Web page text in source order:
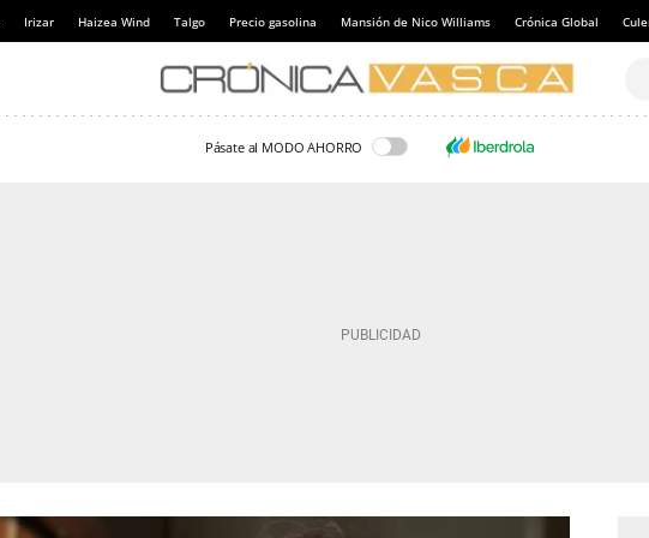
Irizar Haizea Wind Talgo Precio gasolina Mansión de Nico Williams Crónica Global
Pásate al MODO AHORRO